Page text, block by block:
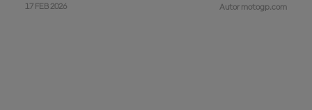
17 FEB 2026 Autor motogp.com